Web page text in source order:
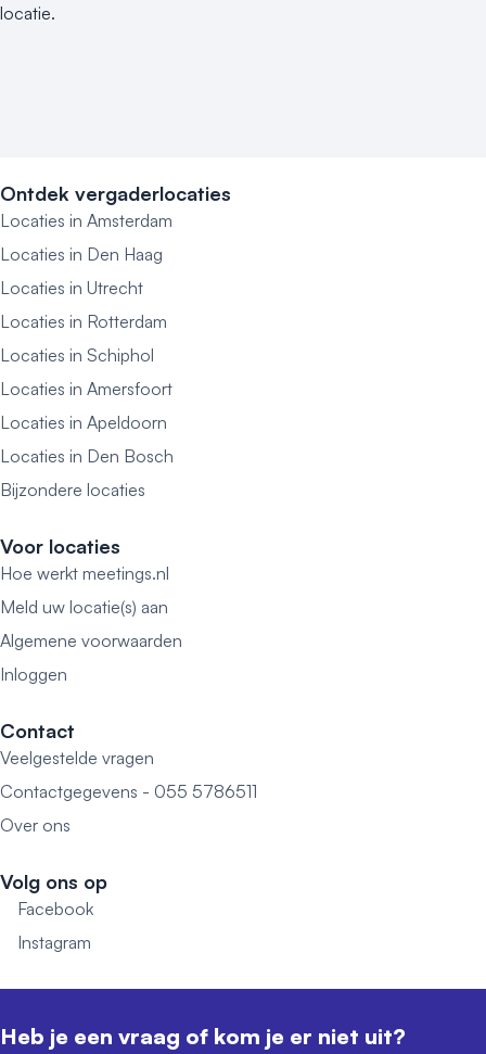
locatie.
Ontdek vergaderlocaties
Locaties in Amsterdam
Locaties in Den Haag
Locaties in Utrecht
Locaties in Rotterdam
Locaties in Schiphol
Locaties in Amersfoort
Locaties in Apeldoorn
Locaties in Den Bosch
Bijzondere locaties
Voor locaties
Hoe werkt meetings.nl
Meld uw locatie(s) aan
Algemene voorwaarden
Inloggen
Contact
Veelgestelde vragen
Contactgegevens - 055 5786511
Over ons
Volg ons op
Facebook
Instagram
Heb je een vraag of kom je er niet uit?